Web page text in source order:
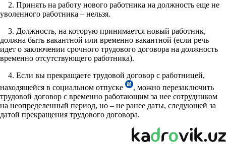
2. Принять на работу нового работника на должность еще не
уволенного работника – нельзя.
3. Должность, на которую принимается новый работник,
должна быть вакантной или временно вакантной (если речь
идет о заключении срочного трудового договора на должность
временно отсутствующего работника).
4. Если вы прекращаете трудовой договор с работницей,
находящейся в социальном отпуске
, можно перезаключить
трудовой договор с временно работающим за нее сотрудником
на неопределенный период, но – не ранее даты, следующей за
датой прекращения трудового договора.